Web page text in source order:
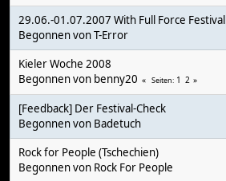
29.06.-01.07.2007 With Full Force Festival
Begonnen vonT-Error
Kieler Woche 2008
Begonnen von benny20 Seiten 1 2
[Feedback] Der Festival-Check
Begonnen von Badetuch
Rock for People (Tschechien)
Begonnen von Rock For People